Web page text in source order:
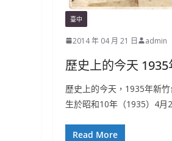
臺中
2014 年 04 月 21 日 admin
歷史上的今天
歷史上的今天，1935年新
生於昭和10年（1935）4月
Read More